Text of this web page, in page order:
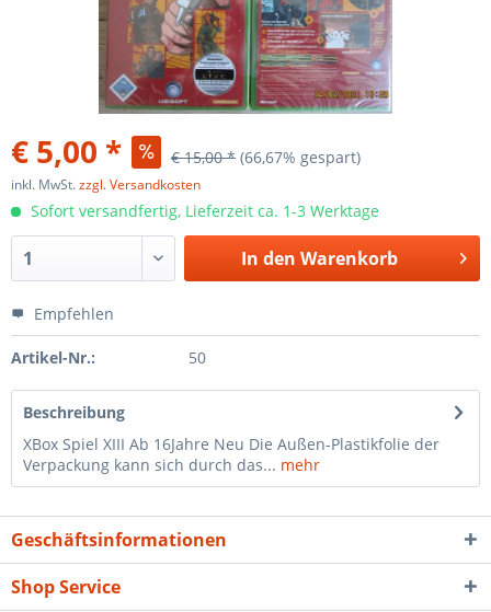
€ 5,00 * € 15,00 * (66,67% gespart)
inkl. MwSt.zzgl. Versandkosten
Sofort versandfertig, Lieferzeit ca. 1-3 Werktage
In den Warenkorb
Empfehlen
Artikel-Nr.: 50
Beschreibung
XBox Spiel XIII Ab 16Jahre Neu Die Außen-Plastikfolie der
Verpackung kann sich durch das... mehr
Geschäftsinformationen
Shop Service